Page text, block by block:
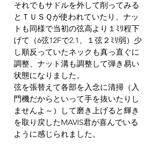
それでもサドルを外して削ってみる
とＴＵＳＱが使われていたり、ナッ
トも同様で当初の弦高より１ﾐﾘ程下
げて（6弦12Fで2.1、１弦２ﾐﾘ弱）少
し順反っていたネックも真っ直ぐに
調整、ナット溝も調整して弾き易い
状態になりました。
弦を張替えて各部を入念に清掃（入
門機だからといって手を抜いたりし
ませんよ～）して磨き上げると輝き
を取り戻したMAVIS君が喜んでいる
ように感じられました。